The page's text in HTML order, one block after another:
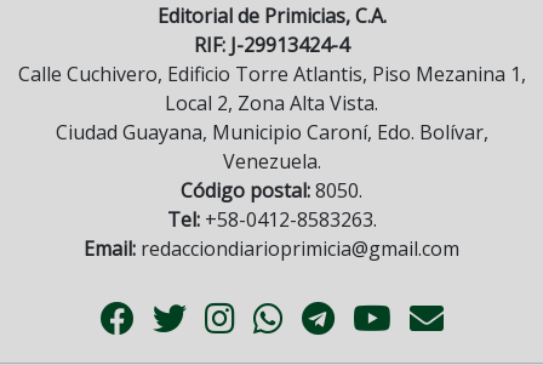
Editorial de Primicias, C.A.
RIF: J-29913424-4
Calle Cuchivero, Edificio Torre Atlantis, Piso Mezanina 1,
Local 2, Zona Alta Vista.
Ciudad Guayana, Municipio Caroní, Edo. Bolívar,
Venezuela.
Código postal:8050.
Tel:+58-0412-8583263.
Email: redacciondiarioprimicia@gmail.com